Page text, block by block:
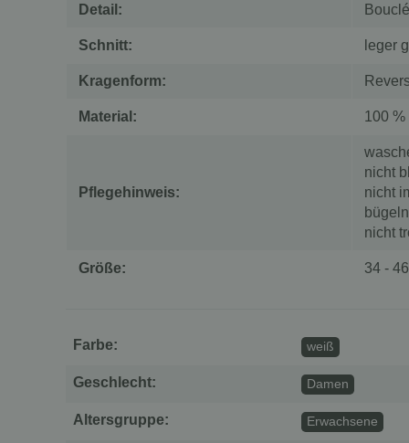
Detail:
Schnitt: leger
Kragenform:
Material: 100
Pflegehinweis:
nicht
nicht
nicht
Größe: 34 - 46
Farbe: weiß
Geschlecht: Damen
Altersgruppe: Erwachsene